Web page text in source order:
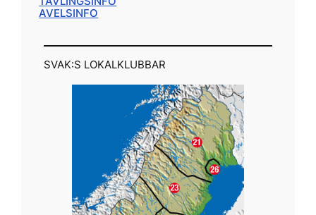
AVELSINFO
SVAK:S LOKALKLUBBAR